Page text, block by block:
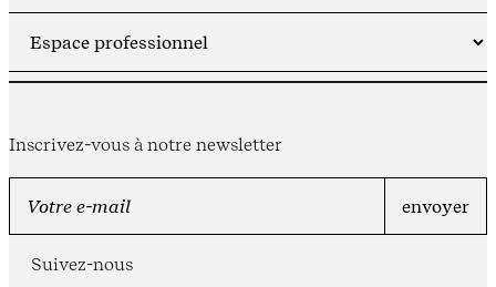
Inscrivez-vous à notre newsletter
Suivez-nous